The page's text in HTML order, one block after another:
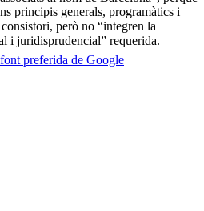
principis generals, programàtics i
però no “integren la
i juridisprudencial” requerida.
preferida de Google